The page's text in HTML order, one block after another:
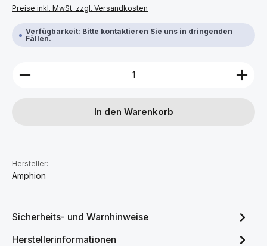
Preise inkl. MwSt. zzgl. Versandkosten
Verfügbarkeit: Bitte kontaktieren Sie uns in dringenden
Fällen.
Produkt Anzahl: Gib den gewünschten Wert ein
In den Warenkorb
Hersteller:
Amphion
Sicherheits- und Warnhinweise
Herstellerinformationen